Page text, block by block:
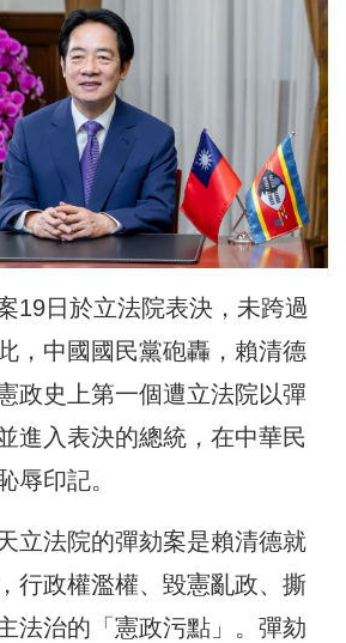
19日於立法院表決，未跨過
，中國國民黨砲轟，賴清德
政史上第一個遭立法院以彈
進入表決的總統，在中華民
辱印記。
立法院的彈劾案是賴清德就
行政權濫權、毀憲亂政、撕
法治的「憲政污點」。彈劾